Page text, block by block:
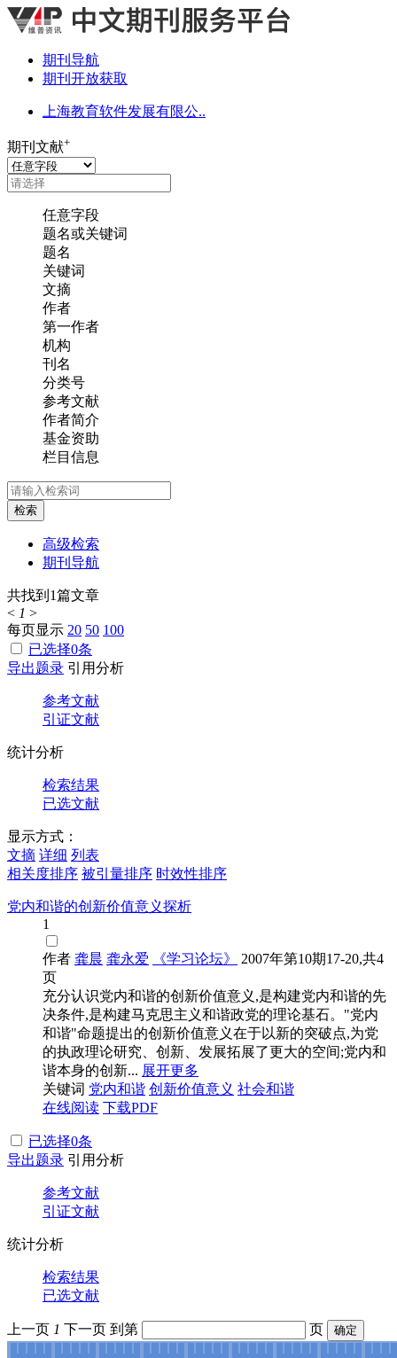
期刊导航
期刊开放获取
上海教育软件发展有限公..
期刊文献+
任意字段
题名或关键词
题名
关键词
文摘
作者
第一作者
机构
刊名
分类号
参考文献
作者简介
基金资助
栏目信息
检索
高级检索
期刊导航
共找到 1篇文章
< 1 >
每页显示 20 50 100
已选择0条
导出题录 引用分析
参考文献
引证文献
统计分析
检索结果
已选文献
显示方式：
文摘 详细 列表
相关度排序 被引量排序 时效性排序
党内和谐的创新价值意义探析
1
作者 龚晨 龚永爱 《学习论坛》
2007年第10期17-20,共4
页
充分认识党内和谐的创新价值意义,是构建党内和谐的先
决条件,是构建马克思主义和谐政党的理论基石。"党内
和谐"命题提出的创新价值意义在于以新的突破点,为党
的执政理论研究、创新、发展拓展了更大的空间;党内和
谐本身的创新... 展开更多
关键词 党内和谐 创新价值意义 社会和谐
在线阅读 下载PDF
已选择0条
导出题录 引用分析
参考文献
引证文献
统计分析
检索结果
已选文献
上一页 1 下一页 到第 页 确定